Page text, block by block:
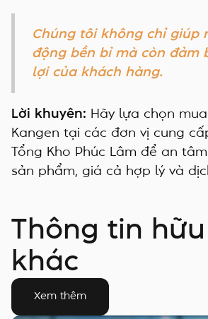
Chúng tôi không chỉ giúp
động bền bỉ mà còn đảm
lợi của khách hàng.
Lời khuyên: Hãy lựa chọn
Kangen tại các đơn vị cung
Tổng Kho Phúc Lâm để an
sản phẩm, giá cả hợp lý và
Thông tin
khác
Xem thêm